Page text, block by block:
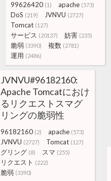
99626420 (1) apache (573)
DoS (219) JVNVU (2727)
Tomcat (127)
サービス (20137) 妨害 (235)
脆弱 (3390) 複数 (2781)
運用 (2486)
JVNVU#96182160:
Apache Tomcatにおけ
るリクエストスマグ
リングの脆弱性
96182160 (2) apache (573)
JVNVU (2727) Tomcat (127)
グリング (8) スマ (255)
リクエスト (222)
脆弱 (3390)